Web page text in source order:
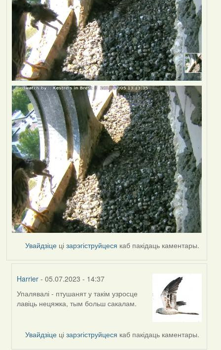
Увайдзіце цізарэгіструйцеся каб пакідаць каментары.
Harrier - 05.07.2023 - 14:37
In
reply
Lighty
Упалявалі - птушанят у такім узросце
лавіць нецяжка, тым больш сакалам.
Увайдзіце цізарэгіструйцеся каб пакідаць каментары.